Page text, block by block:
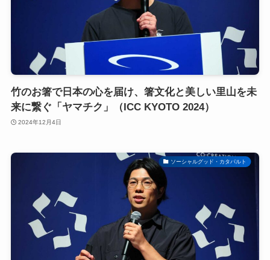
竹のお箸で日本の心を届け、箸文化と美しい里山を未
来に繋ぐ「ヤマチク」（ICC KYOTO 2024）
2024年12月4日
ソーシャルグッド・カタパルト